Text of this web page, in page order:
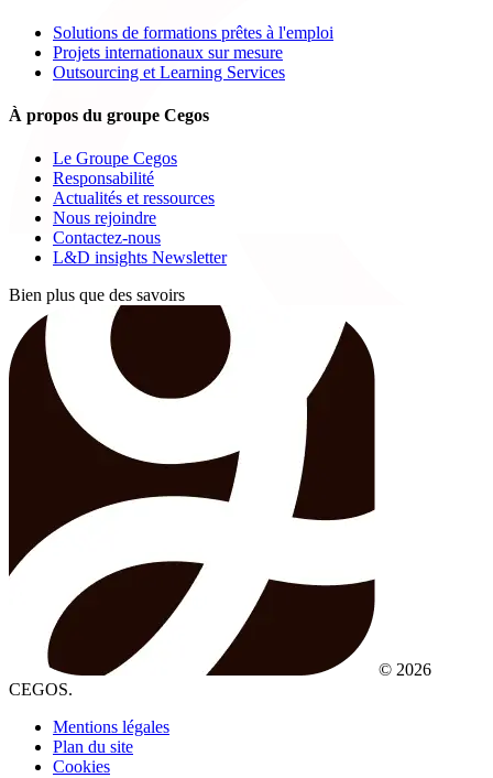
Solutions de formations prêtes à l'emploi
Projets internationaux sur mesure
Outsourcing et Learning Services
À propos du groupe Cegos
Le Groupe Cegos
Responsabilité
Actualités et ressources
Nous rejoindre
Contactez-nous
L&D insights Newsletter
Bien plus que des savoirs
© 2026
CEGOS.
Mentions légales
Plan du site
Cookies